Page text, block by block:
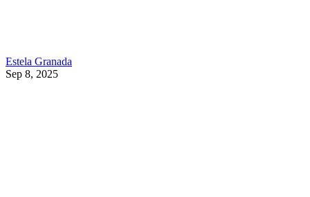
Estela Granada
Sep 8, 2025